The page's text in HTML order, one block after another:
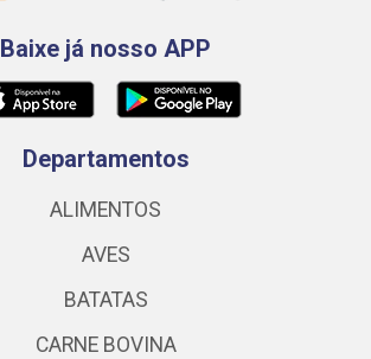
Baixe já nosso APP
Departamentos
ALIMENTOS
AVES
BATATAS
CARNE BOVINA